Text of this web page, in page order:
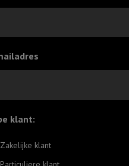
klant:
Zakelijke klant